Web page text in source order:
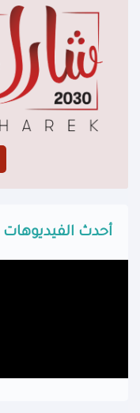
أحدث الفيديوهات